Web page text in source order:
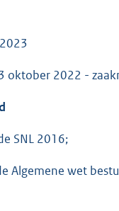
oktober 2022 -
SNL 2016;
Algemene wet